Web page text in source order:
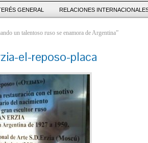
GENERAL RELACIONES
un talentoso ruso se enamora de Argentina”
el-reposo-placa